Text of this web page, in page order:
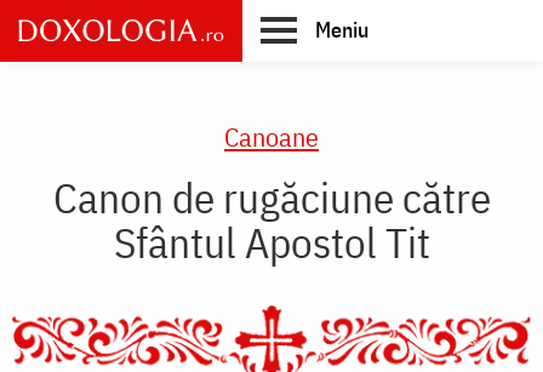
Skip
to
main
Meniu
Canoane
Canon de rugăciune către
Sfântul Apostol Tit